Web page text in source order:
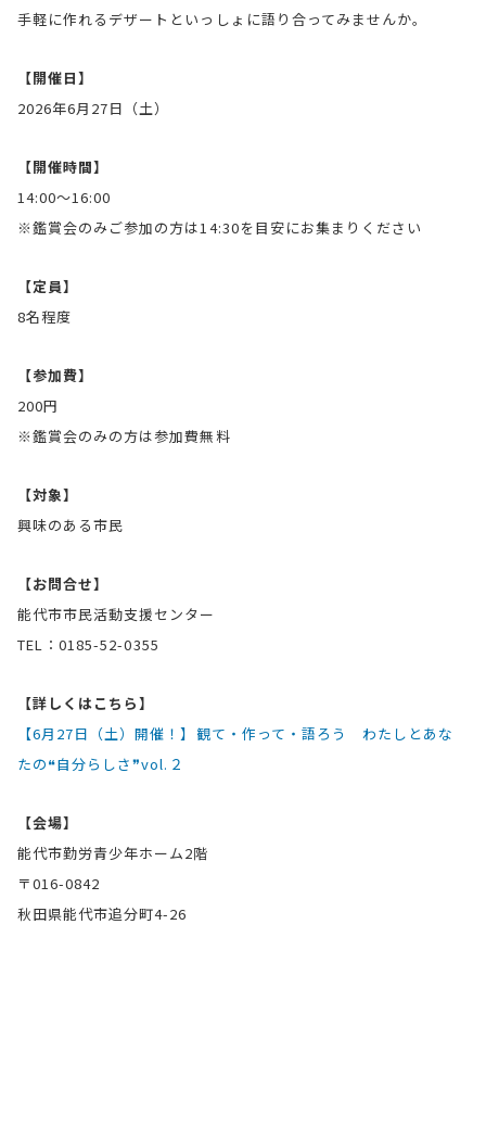
手軽に作れるデザートといっしょに語り合ってみませんか。
【開催日】
2026年6月27日（土）
【開催時間】
14:00〜16:00
※鑑賞会のみご参加の方は14:30を目安にお集まりください
【定員】
8名程度
【参加費】
200円
※鑑賞会のみの方は参加費無料
【対象】
興味のある市民
【お問合せ】
能代市市民活動支援センター
TEL：0185-52-0355
【詳しくはこちら】
【6月27日（土）開催！】観て・作って・語ろう わたしとあな
たの❝自分らしさ❞vol.２
【会場】
能代市勤労青少年ホーム2階
〒016-0842
秋田県能代市追分町4-26